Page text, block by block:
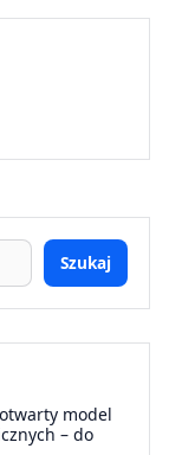
Szukaj
model
– do